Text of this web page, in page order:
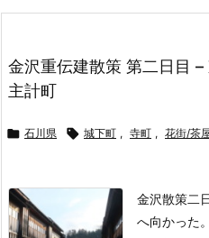
金沢重伝建散策 第二日目
主計町
 石川県  城下町 , 寺町 , 花街/茶
金沢散策二
へ向かった